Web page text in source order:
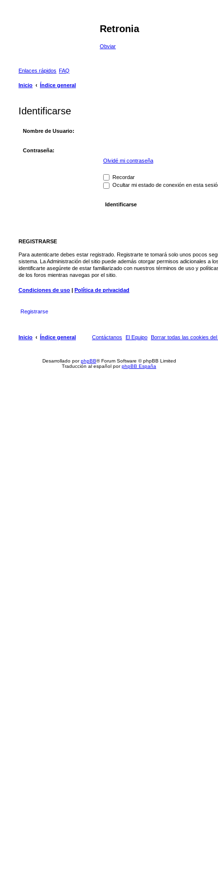
Retronia
Obviar
Enlaces rápidos FAQ
Inicio Índice general
Identificarse
Nombre de Usuario:
Contraseña:
Olvidé mi contraseña
Recordar
Ocultar mi estado de conexión en esta
REGISTRARSE
Para autenticarte debes estar registrado. Registrarte te tomará solo unos pocos
sistema. La Administración del sitio puede además otorgar permisos adicionales a
identificarte asegúrete de estar familiarizado con nuestros términos de uso y
de los foros mientras navegas por el sitio.
Condiciones de uso | Política de privacidad
Registrarse
Inicio Índice general Borrar todas las cookies del
El Equipo
Contáctanos
Desarrollado porphpBB® Forum Software © phpBB Limited
Traducción al español porphpBB España